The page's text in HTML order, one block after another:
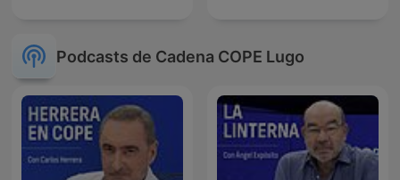
Podcasts de Cadena COPE Lugo